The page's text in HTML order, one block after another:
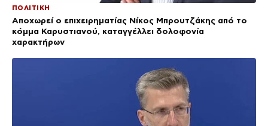
ΠΟΛΙΤΙΚΗ
Αποχωρεί ο επιχειρηματίας Νίκος Μπρουτζάκης από το
κόμμα Καρυστιανού, καταγγέλλει δολοφονία
χαρακτήρων